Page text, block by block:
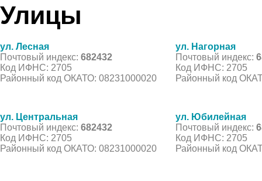
Улицы
ул. Лесная
Почтовый индекс: 682432
Код ИФНС: 2705
Районный код ОКАТО: 08231000020
ул. Нагорная
Почтовый индекс:
Код ИФНС: 2705
Районный код
ул. Центральная
Почтовый индекс: 682432
Код ИФНС: 2705
Районный код ОКАТО: 08231000020
ул. Юбилейная
Почтовый индекс:
Код ИФНС: 2705
Районный код